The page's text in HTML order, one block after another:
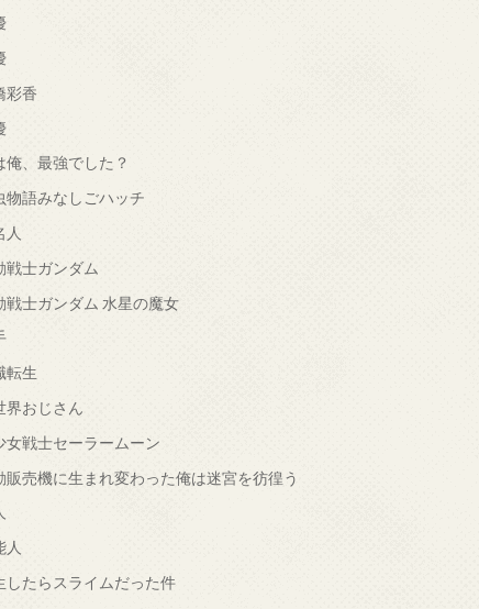
彩香
俺、最強でした？
物語みなしごハッチ
人
戦士ガンダム
戦士ガンダム 水星の魔女
転生
界おじさん
女戦士セーラームーン
販売機に生まれ変わった俺は迷宮を彷徨う
人
したらスライムだった件